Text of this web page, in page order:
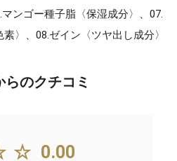
ンゴー種子脂〈保湿成分〉、07.
〉、08.ゼイン〈ツヤ出し成分〉
らのクチコミ
0.00